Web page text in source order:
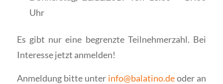
Uhr
Es gibt nur eine begrenzte Teilnehmerzahl. Bei
Interesse jetzt anmelden!
Anmeldung bitte unter info@balatino.deoder an